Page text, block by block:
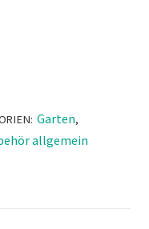
Garten,
allgemein